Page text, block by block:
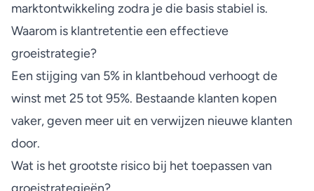
marktontwikkeling zodra je die basis stabiel is.
Waarom is klantretentie een effectieve
groeistrategie?
Een stijging van 5% in klantbehoud verhoogt de
winst met 25 tot 95%. Bestaande klanten kopen
vaker, geven meer uit en verwijzen nieuwe klanten
door.
Wat is het grootste risico bij het toepassen van